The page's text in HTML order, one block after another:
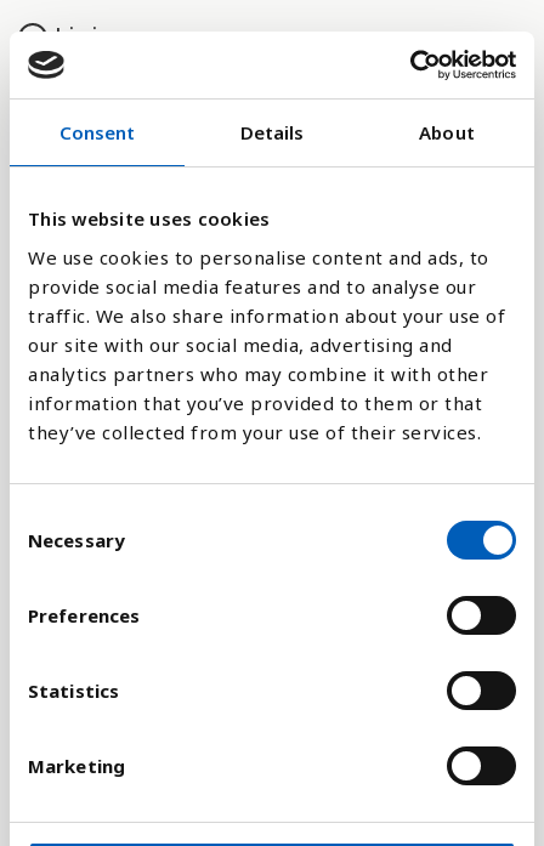
Consent Details About
This website uses cookies
We use cookies to personalise content and ads, to
provide social media features and to analyse our
traffic. We also share information about your use of
our site with our social media, advertising and
analytics partners who may combine it with other
information that you’ve provided to them or that
they’ve collected from your use of their services.
Necessary
Preferences
Statistics
Marketing
Linje
Platt
Förklaring
En stat betecknas vanligtvis som misslyckad när
Indexet över misslyckade stater baserar sig på 12
stat kan uppnå maximalt 120 poäng på indexet. Ju
fler poäng desto mer misslyckad är staten enligt
statens erbjudande av offentliga tjänster,
ekonomisk utveckling, mänskliga rättigheter,
flyktingar och internflyktingar. Målet med indexet